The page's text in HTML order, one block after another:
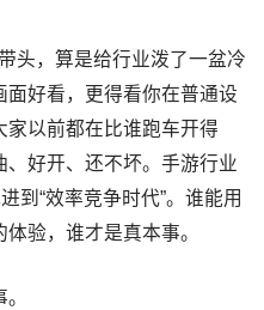
头，算是给行业泼了一盆冷
好看，更得看你在普通设
以前都在比谁跑车开得
好开、还不坏。手游行业
到“效率竞争时代”。谁能用
验，谁才是真本事。